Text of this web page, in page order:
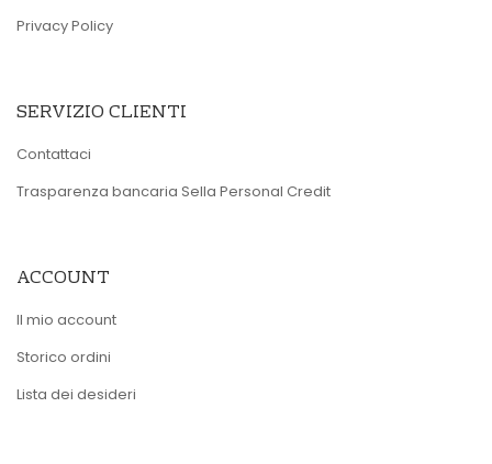
Privacy Policy
SERVIZIO CLIENTI
Contattaci
Trasparenza bancaria Sella Personal Credit
ACCOUNT
Il mio account
Storico ordini
Lista dei desideri